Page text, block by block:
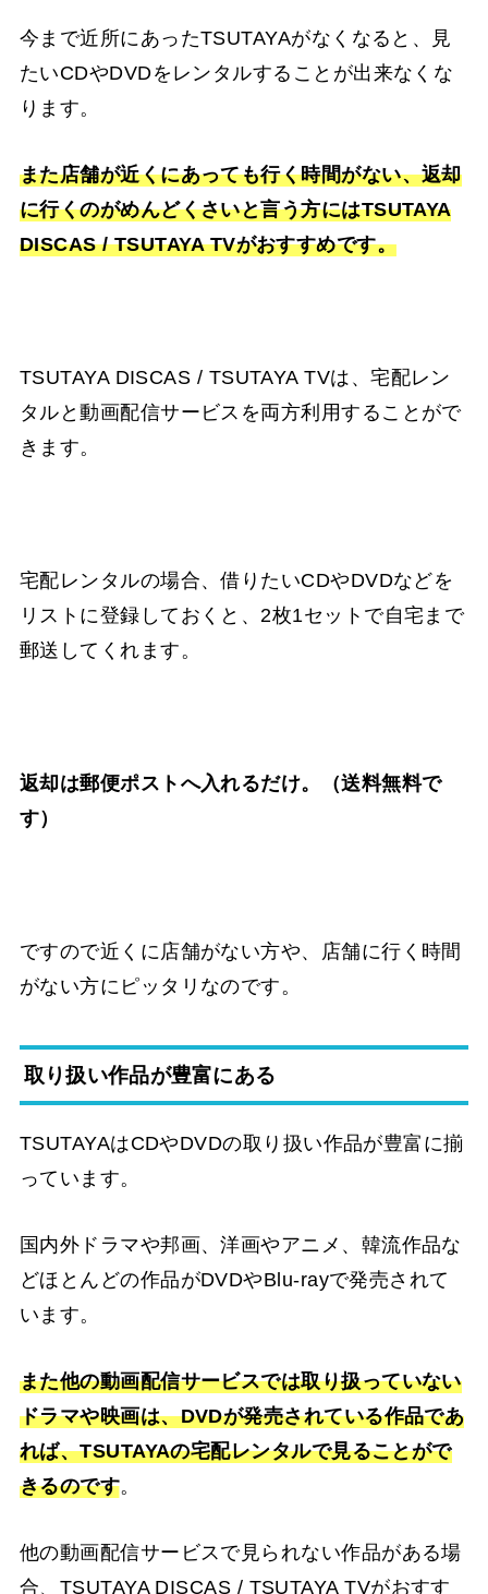
今まで近所にあったTSUTAYAがなくなると、見
たいCDやDVDをレンタルすることが出来なくな
ります。
また店舗が近くにあっても行く時間がない、返却
に行くのがめんどくさいと言う方にはTSUTAYA
DISCAS / TSUTAYA TVがおすすめです。
TSUTAYA DISCAS / TSUTAYA TVは、宅配レン
タルと動画配信サービスを両方利用することがで
きます。
宅配レンタルの場合、借りたいCDやDVDなどを
リストに登録しておくと、2枚1セットで自宅まで
郵送してくれます。
返却は郵便ポストへ入れるだけ。（送料無料で
す）
ですので近くに店舗がない方や、店舗に行く時間
がない方にピッタリなのです。
取り扱い作品が豊富にある
TSUTAYAはCDやDVDの取り扱い作品が豊富に揃
っています。
国内外ドラマや邦画、洋画やアニメ、韓流作品な
どほとんどの作品がDVDやBlu-rayで発売されて
います。
また他の動画配信サービスでは取り扱っていない
ドラマや映画は、DVDが発売されている作品であ
れば、TSUTAYAの宅配レンタルで見ることがで
きるのです。
他の動画配信サービスで見られない作品がある場
合、TSUTAYA DISCAS / TSUTAYA TVがおすす